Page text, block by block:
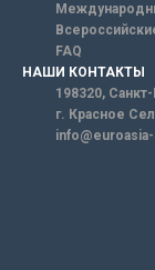
FAQ
НАШИ КОНТАКТЫ
198320,
г. Красное